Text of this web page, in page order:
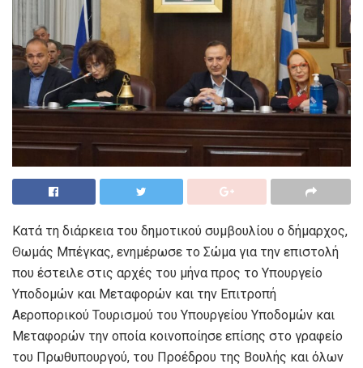
Κατά τη διάρκεια του δημοτικού συμβουλίου ο δήμαρχος,
Θωμάς Μπέγκας, ενημέρωσε το Σώμα για την επιστολή
που έστειλε στις αρχές του μήνα προς το Υπουργείο
Υποδομών και Μεταφορών και την Επιτροπή
Αεροπορικού Τουρισμού του Υπουργείου Υποδομών και
Μεταφορών την οποία κοινοποίησε επίσης στο γραφείο
του Πρωθυπουργού, του Προέδρου της Βουλής και όλων